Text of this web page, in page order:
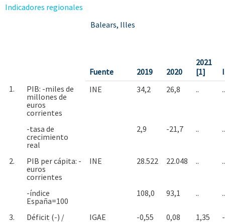
Indicadores regionales
Balears, Illes
Fuente 2019 2020
2021
[1]
1.
PIB: -miles de
millones de
euros
corrientes
INE 34,2 26,8 .. ..
-tasa de
crecimiento
real
2,9 -21,7 .. ..
2.
PIB per cápita: -
euros
corrientes
INE 28.522 22.048 .. ..
-índice
España=100
108,0 93,1 .. ..
3.
Déficit (-) /
IGAE -0,55 0,08 1,35